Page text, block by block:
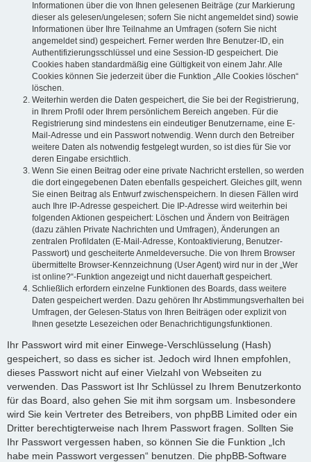
Informationen über die von Ihnen gelesenen Beiträge (zur Markierung
dieser als gelesen/ungelesen; sofern Sie nicht angemeldet sind) sowie
Informationen über Ihre Teilnahme an Umfragen (sofern Sie nicht
angemeldet sind) gespeichert. Ferner werden Ihre Benutzer-ID, ein
Authentifizierungsschlüssel und eine Session-ID gespeichert. Die
Cookies haben standardmäßig eine Gültigkeit von einem Jahr. Alle
Cookies können Sie jederzeit über die Funktion „Alle Cookies löschen“
löschen.
Weiterhin werden die Daten gespeichert, die Sie bei der Registrierung,
in Ihrem Profil oder Ihrem persönlichem Bereich angeben. Für die
Registrierung sind mindestens ein eindeutiger Benutzername, eine E-
Mail-Adresse und ein Passwort notwendig. Wenn durch den Betreiber
weitere Daten als notwendig festgelegt wurden, so ist dies für Sie vor
deren Eingabe ersichtlich.
Wenn Sie einen Beitrag oder eine private Nachricht erstellen, so werden
die dort eingegebenen Daten ebenfalls gespeichert. Gleiches gilt, wenn
Sie einen Beitrag als Entwurf zwischenspeichern. In diesen Fällen wird
auch Ihre IP-Adresse gespeichert. Die IP-Adresse wird weiterhin bei
folgenden Aktionen gespeichert: Löschen und Ändern von Beiträgen
(dazu zählen Private Nachrichten und Umfragen), Änderungen an
zentralen Profildaten (E-Mail-Adresse, Kontoaktivierung, Benutzer-
Passwort) und gescheiterte Anmeldeversuche. Die von Ihrem Browser
übermittelte Browser-Kennzeichnung (User Agent) wird nur in der „Wer
ist online?“-Funktion angezeigt und nicht dauerhaft gespeichert.
Schließlich erfordern einzelne Funktionen des Boards, dass weitere
Daten gespeichert werden. Dazu gehören Ihr Abstimmungsverhalten bei
Umfragen, der Gelesen-Status von Ihren Beiträgen oder explizit von
Ihnen gesetzte Lesezeichen oder Benachrichtigungsfunktionen.
Ihr Passwort wird mit einer Einwege-Verschlüsselung (Hash)
gespeichert, so dass es sicher ist. Jedoch wird Ihnen empfohlen,
dieses Passwort nicht auf einer Vielzahl von Webseiten zu
verwenden. Das Passwort ist Ihr Schlüssel zu Ihrem Benutzerkonto
für das Board, also gehen Sie mit ihm sorgsam um. Insbesondere
wird Sie kein Vertreter des Betreibers, von phpBB Limited oder ein
Dritter berechtigterweise nach Ihrem Passwort fragen. Sollten Sie
Ihr Passwort vergessen haben, so können Sie die Funktion „Ich
habe mein Passwort vergessen“ benutzen. Die phpBB-Software